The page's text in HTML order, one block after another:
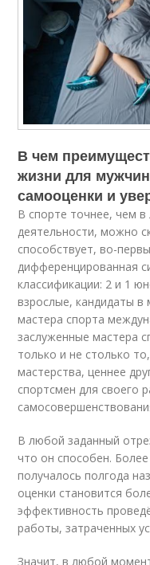
В чем
жизни для
самооценки и
В спорте точнее, чем
деятельности, можно
способствует, во-
дифференцированная
классификации: 2 и 1
взрослые, кандидаты в
мастера спорта
заслуженные мастера
только и не столько
мастерства, ценнее
спортсмен для своего
В любой заданный
что он способен.
получалось полгода
оценки становится
эффективность
работы, затраченных
Значит, в любой